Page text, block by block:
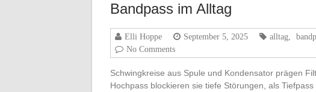
Bandpass im Alltag
Elli Hoppe September 5, 2025 alltag
No Comments
Schwingkreise aus Spule und Kondensator prägen
Hochpass blockieren sie tiefe Störungen, als